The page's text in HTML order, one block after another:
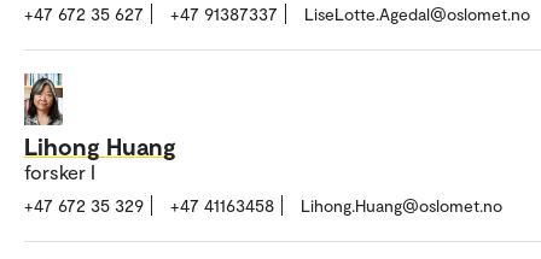
+47 672 35 627 +47 91387337 LiseLotte.Agedal@oslomet.no
Lihong Huang
forsker I
+47 672 35 329 +47 41163458 Lihong.Huang@oslomet.no